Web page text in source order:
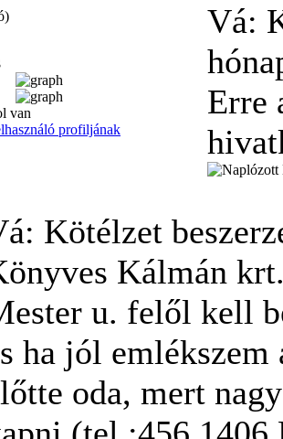
Vá:
Erre
Kötélzet
Kálmán
u. felől kell
ha jól
oda, mert